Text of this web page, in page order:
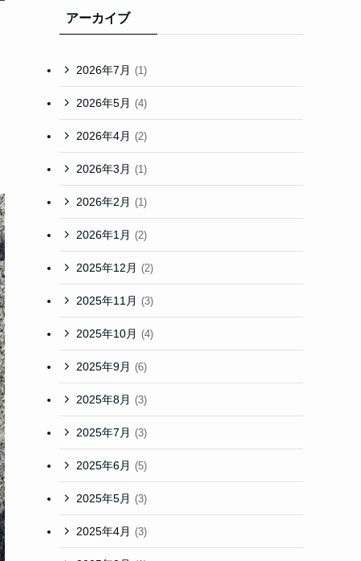
アーカイブ
2026年7月 (1)
2026年5月 (4)
2026年4月 (2)
2026年3月 (1)
2026年2月 (1)
2026年1月 (2)
2025年12月 (2)
2025年11月 (3)
2025年10月 (4)
2025年9月 (6)
2025年8月 (3)
2025年7月 (3)
2025年6月 (5)
2025年5月 (3)
2025年4月 (3)